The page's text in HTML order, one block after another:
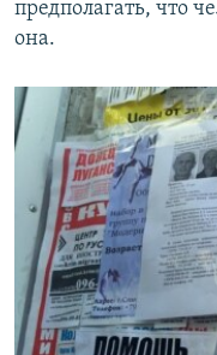
предполагать, что
она.